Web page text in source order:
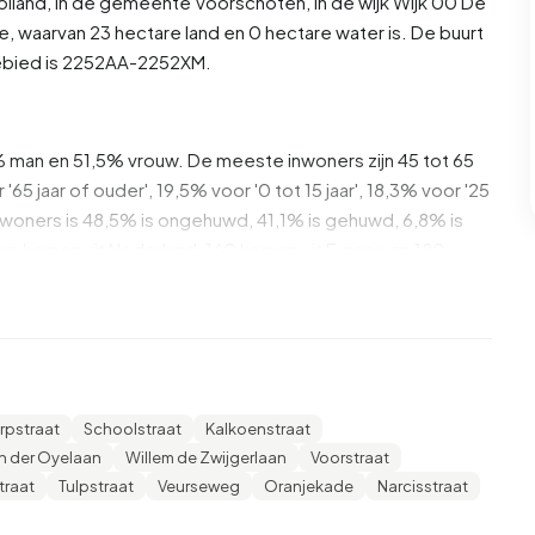
23 hectare land en 0 hectare water is. De buurt
is 2252AA-2252XM.
en 51,5% vrouw. De meeste inwoners zijn 45 tot 65
jaar of ouder', 19,5% voor '0 tot 15 jaar', 18,3% voor '25
is 48,5% is ongehuwd, 41,1% is gehuwd, 6,8% is
gemiddelde van €35.800. Per inwoner ligt het
hoger is dan het nationale gemiddelde van €29.200.
51,7% heeft HBO of WO, 30,8% heeft HAVO,
Schoolstraat
Kalkoenstraat
der Oyelaan Willem de Zwijgerlaan
Voorstraat
Tulpstraat Veurseweg Oranjekade
Narcisstraat